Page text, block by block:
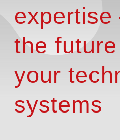
expertise
the
your
systems